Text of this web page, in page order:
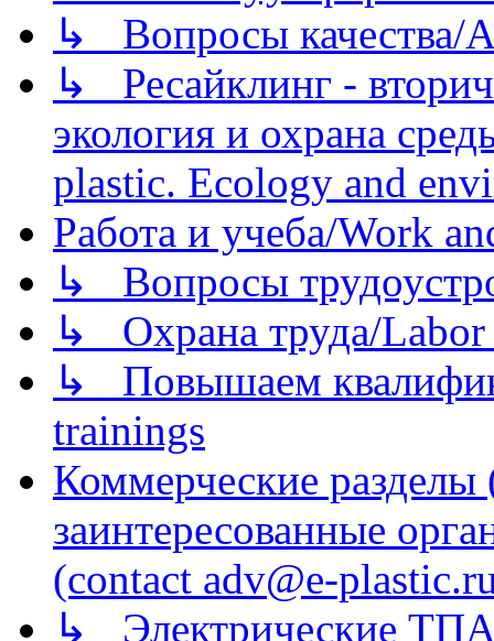
↳ Вопросы качества/
↳ Ресайклинг -
экология и охрана
plastic. Ecology and
Работа и учеба/Work
↳ Вопросы
↳ Охрана труда/Labor
↳ Повышаем
trainings
Коммерческие
заинтересованные
(contact adv@e-
↳ Электрические